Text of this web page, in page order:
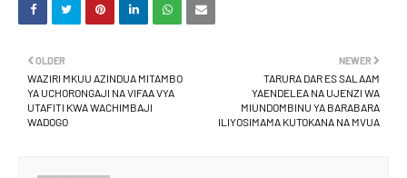
NEWER
TARURA DAR ES SALAAM
YAENDELEA NA UJENZI WA
MIUNDOMBINU YA BARABARA
ILIYOSIMAMA KUTOKANA NA MVUA
OLDER
WAZIRI MKUU AZINDUA MITAMBO
YA UCHORONGAJI NA VIFAA VYA
UTAFITI KWA WACHIMBAJI
WADOGO